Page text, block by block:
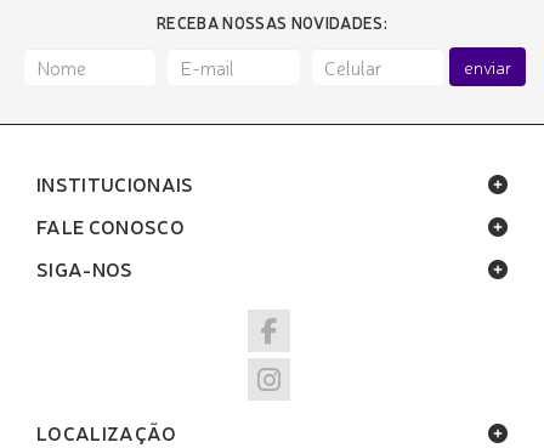
RECEBA NOSSAS NOVIDADES:
enviar
INSTITUCIONAIS
FALE CONOSCO
SIGA-NOS
LOCALIZAÇÃO